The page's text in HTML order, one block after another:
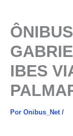
IBES
Por Onibus_Net /